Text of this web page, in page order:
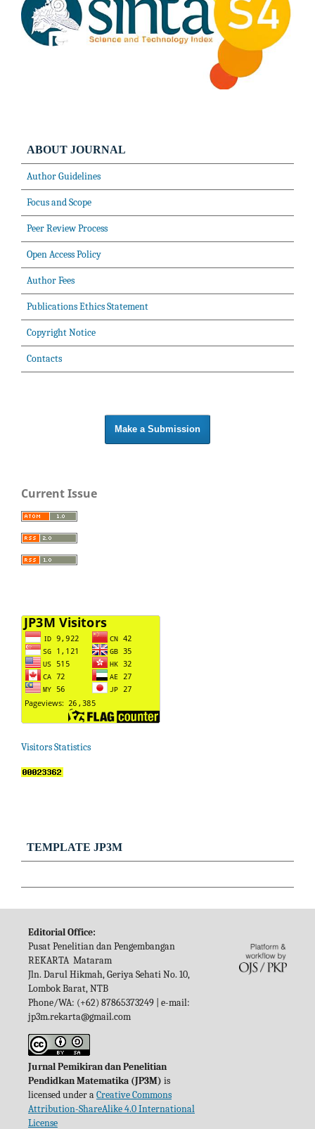
ABOUT JOURNAL
Author Guidelines
Focus and Scope
Peer Review Process
Open Access Policy
Author Fees
Publications Ethics Statement
Copyright Notice
Contacts
Make a Submission
Current Issue
Visitors Statistics
TEMPLATE JP3M
Editorial Office:
Pusat Penelitian dan Pengembangan
REKARTA Mataram
Jln. Darul Hikmah, Geriya Sehati No. 10,
Lombok Barat, NTB
Phone/WA: (+62) 87865373249 | e-mail:
jp3m.rekarta@gmail.com
Jurnal Pemikiran dan Penelitian
Pendidkan Matematika (JP3M) is
licensed under aCreative Commons
Attribution-ShareAlike 4.0 International
License